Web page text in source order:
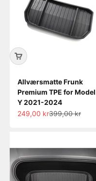
Allværsmatte Frunk
Premium TPE for Model
Y 2021-2024
Salgspris
249,00 krNormalpris
399,00 kr